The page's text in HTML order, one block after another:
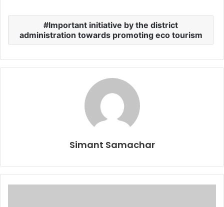
Important initiative by the district
administration towards promoting eco tourism
Simant Samachar